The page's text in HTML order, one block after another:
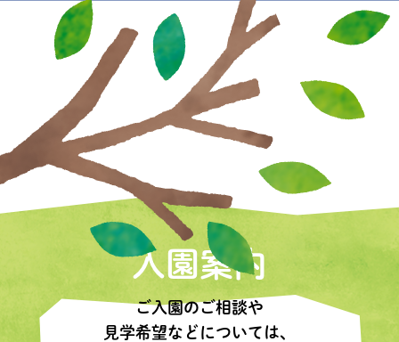
入園案内
ご入園のご相談や
見学希望などについては、